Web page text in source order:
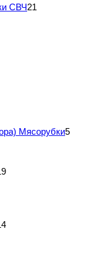
СВЧ21
Мясорубки5